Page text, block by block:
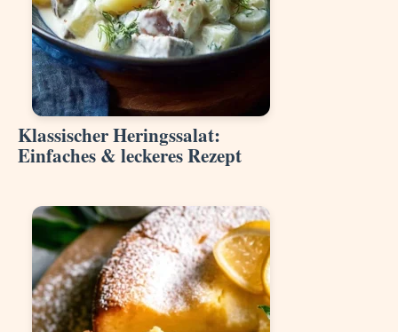
Klassischer Heringssalat:
Einfaches & leckeres Rezept